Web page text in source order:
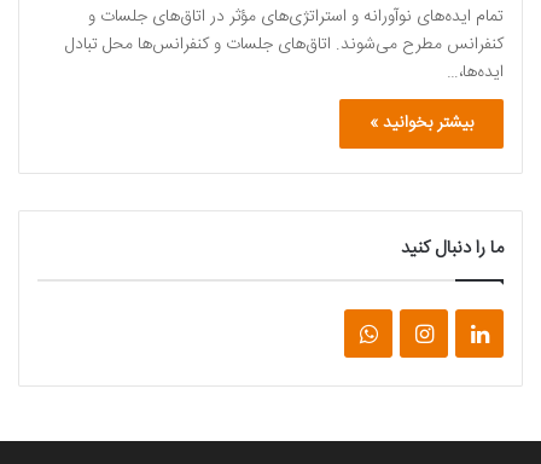
تمام ایده‌های نوآورانه و استراتژی‌های مؤثر در اتاق‌های جلسات و
کنفرانس مطرح می‌شوند. اتاق‌های جلسات و کنفرانس‌ها محل تبادل
ایده‌ها،…
بیشتر بخوانید »
ما را دنبال کنید
لینکداین اینستاگرام
آپ